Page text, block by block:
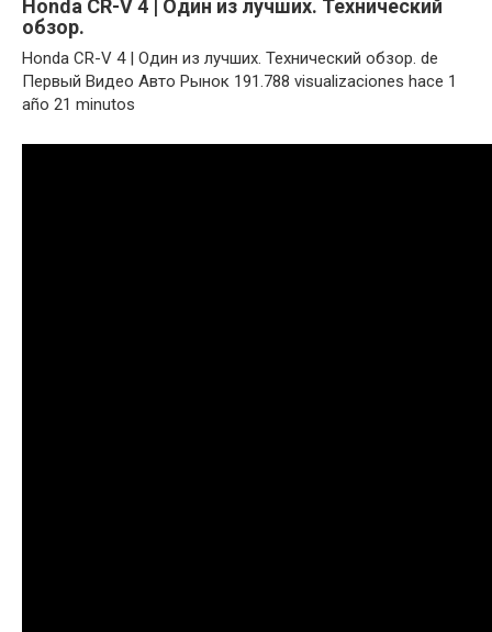
Honda CR-V 4 | Один из лучших. Технический
обзор.
Honda CR-V 4 | Один из лучших. Технический обзор. de
Первый Видео Авто Рынок 191.788 visualizaciones hace 1
año 21 minutos